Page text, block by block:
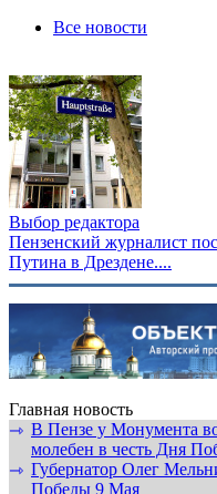
Все новости
Выбор редактора
Пензенский журналист
Путина в Дрездене....
Главная новость
⇾ В Пензе у Монумента
молебен в честь Дня
⇾ Губернатор Олег
Победы 9 Мая